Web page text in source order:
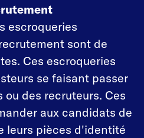
escroqueries
sont de
Ces escroqueries
se faisant passer
ou des recruteurs. Ces
aux candidats de
leurs pièces d'identité